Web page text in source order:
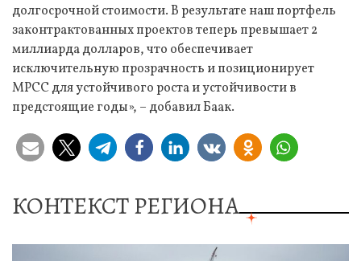
долгосрочной стоимости. В результате наш портфель
законтрактованных проектов теперь превышает 2
миллиарда долларов, что обеспечивает
исключительную прозрачность и позиционирует
MPCC для устойчивого роста и устойчивости в
предстоящие годы», – добавил Баак.
КОНТЕКСТ РЕГИОНА